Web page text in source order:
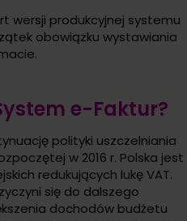
wersji produkcyjnej systemu
obowiązku wystawiania
e-Faktur?
polityki uszczelniania
w 2016 r. Polska jest
redukujących lukę VAT.
się do dalszego
dochodów budżetu